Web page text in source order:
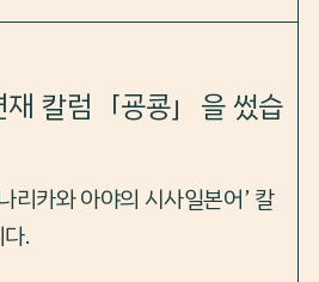
칼럼「굥쿙」을 썼습
리카와 아야의 시사일본어’ 칼
.